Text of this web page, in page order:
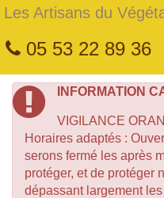
Les Artisans du
05 53 22 89 36
INFORMATION
VIGILANCE
Horaires adaptés :
serons fermé les après
protéger, et de protéger
dépassant largement